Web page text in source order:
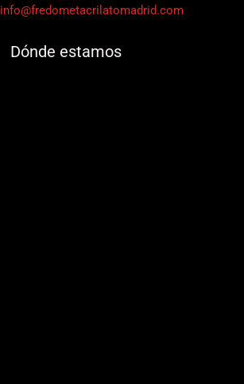
info@fredometacrilatomadrid.com
Dónde estamos